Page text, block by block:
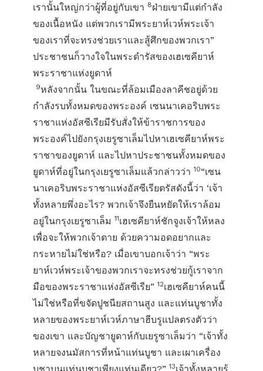
เรานั้นใหญ่กว่าผู้ที่อยู่กับเขา 8ฝ่ายเขามีแต่กำลัง
ของเนื้อหนัง แต่พวกเรามีพระยาห์เวห์พระเจ้า
ของเราที่จะทรงช่วยเราและสู้ศึกของพวกเรา”
ประชาชนก็วางใจในพระดำรัสของเฮเซคียาห์
พระราชาแห่งยูดาห์
9หลังจากนั้น ในขณะที่ล้อมเมืองลาคีชอยู่ด้วย
กำลังรบทั้งหมดของพระองค์ เซนนาเคอริบพระ
ราชาแห่งอัสซีเรียมีรับสั่งให้ข้าราชการของ
พระองค์ไปยังกรุงเยรูซาเล็มไปหาเฮเซคียาห์พระ
ราชาของยูดาห์ และไปหาประชาชนทั้งหมดของ
ยูดาห์ที่อยู่ในกรุงเยรูซาเล็มแล้วกล่าวว่า10“เซน
นาเคอริบพระราชาแห่งอัสซีเรียตรัสดังนี้ว่า ‘เจ้า
ทั้งหลายพึ่งอะไร? พวกเจ้าจึงยืนหยัดให้เราล้อม
อยู่ในกรุงเยรูซาเล็ม11เฮเซคียาห์ชักจูงเจ้าให้หลง
เพื่อจะให้พวกเจ้าตาย ด้วยความอดอยากและ
กระหายไม่ใช่หรือ? เมื่อเขาบอกเจ้าว่า “พระ
ยาห์เวห์พระเจ้าของพวกเราจะทรงช่วยกู้เราจาก
มือของพระราชาแห่งอัสซีเรีย”12เฮเซคียาห์คนนี้
ไม่ใช่หรือที่ขจัดปูชนียสถานสูง และแท่นบูชาทั้ง
หลายของพระยาห์เวห์ภาษาฮีบรูแปลตรงตัวว่า
ของเขา และบัญชายูดาห์กับเยรูซาเล็มว่า “เจ้าทั้ง
หลายจงนมัสการที่หน้าแท่นบูชา และเผาเครื่อง
13